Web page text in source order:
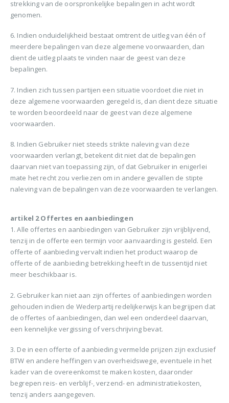
strekking van de oorspronkelijke bepalingen in acht wordt
genomen.
6. Indien onduidelijkheid bestaat omtrent de uitleg van één of
meerdere bepalingen van deze algemene voorwaarden, dan
dient de uitleg plaats te vinden naar de geest van deze
bepalingen.
7. Indien zich tussen partijen een situatie voordoet die niet in
deze algemene voorwaarden geregeld is, dan dient deze situatie
te worden beoordeeld naar de geest van deze algemene
voorwaarden.
8. Indien Gebruiker niet steeds strikte naleving van deze
voorwaarden verlangt, betekent dit niet dat de bepalingen
daarvan niet van toepassing zijn, of dat Gebruiker in enigerlei
mate het recht zou verliezen om in andere gevallen de stipte
naleving van de bepalingen van deze voorwaarden te verlangen.
artikel 2 Offertes en aanbiedingen
1. Alle offertes en aanbiedingen van Gebruiker zijn vrijblijvend,
tenzij in de offerte een termijn voor aanvaarding is gesteld. Een
offerte of aanbieding vervalt indien het product waarop de
offerte of de aanbieding betrekking heeft in de tussentijd niet
meer beschikbaar is.
2. Gebruiker kan niet aan zijn offertes of aanbiedingen worden
gehouden indien de Wederpartij redelijkerwijs kan begrijpen dat
de offertes of aanbiedingen, dan wel een onderdeel daarvan,
een kennelijke vergissing of verschrijving bevat.
3. De in een offerte of aanbieding vermelde prijzen zijn exclusief
BTW en andere heffingen van overheidswege, eventuele in het
kader van de overeenkomst te maken kosten, daaronder
begrepen reis- en verblijf-, verzend- en administratiekosten,
tenzij anders aangegeven.